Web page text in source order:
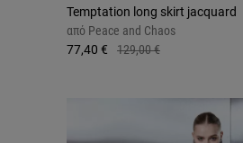
Temptation long skirt jacquard
από Peace and Chaos
77,40 €
129,00 €